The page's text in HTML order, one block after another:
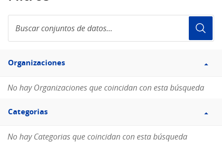
conjuntos
de
Filtro
Organizaciones
Organizaciones
No hay Organizaciones que coincidan con esta búsqueda
Filtro
Categorias
Categorias
No hay Categorias que coincidan con esta búsqueda